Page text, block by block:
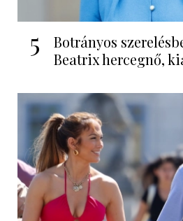
5
Botrányos
Beatrix hercegnő,